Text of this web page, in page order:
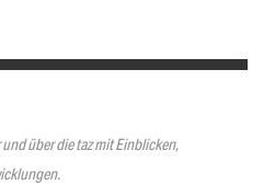
und über die taz mit Einblicken,